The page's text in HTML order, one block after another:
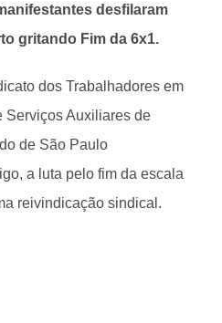
desfilaram
gritando Fim da 6x1.
dos Trabalhadores em
Serviços Auxiliares de
de São Paulo
a luta pelo fim da escala
reivindicação sindical.